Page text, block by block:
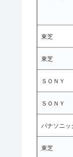
東芝
東芝
ＳＯＮＹ
ＳＯＮＹ
パナソニッ
東芝